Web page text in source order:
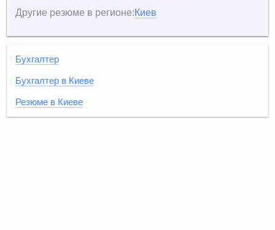
Другие резюме в регионе:Киев
Бухгалтер
Бухгалтер в Киеве
Резюме в Киеве